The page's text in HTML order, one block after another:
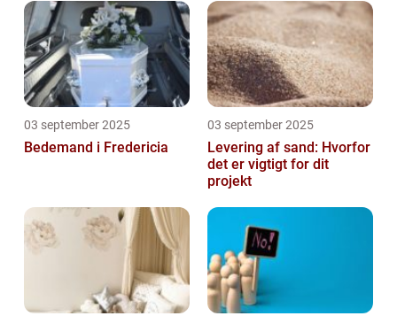
03 september 2025
Bedemand i Fredericia
03 september 2025
Levering af sand: Hvorfor
det er vigtigt for dit
projekt